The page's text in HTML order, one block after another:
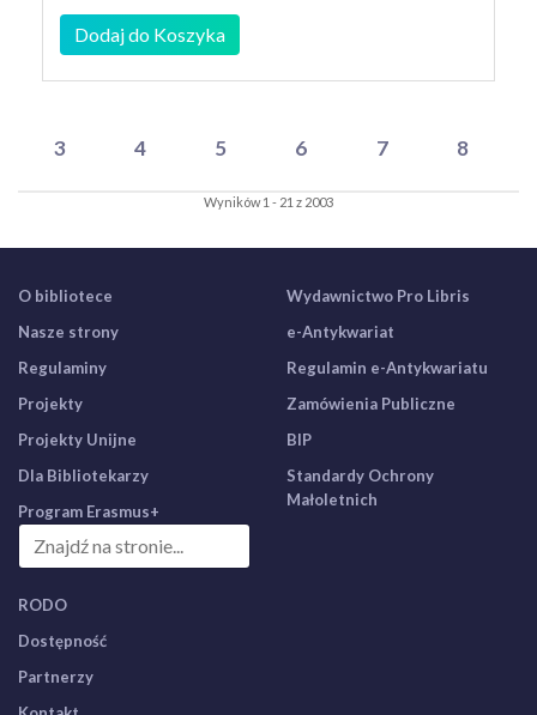
Dodaj do Koszyka
3 4 5 6 7 8
Wyników 1 - 21 z 2003
O bibliotece
Nasze strony
Regulaminy
Projekty
Projekty Unijne
Dla Bibliotekarzy
Program Erasmus+
Wydawnictwo Pro Libris
e-Antykwariat
Regulamin e-Antykwariatu
Zamówienia Publiczne
BIP
Standardy Ochrony
Małoletnich
RODO
Dostępność
Partnerzy